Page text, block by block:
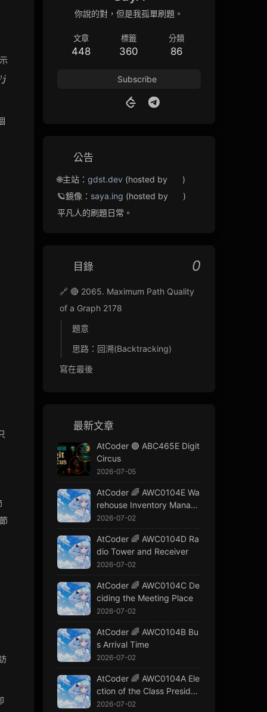
j
你說的對，但是我孤單刷題。
文章
448
標籤
360
分類
86
Subscribe
公告
🌐主站： gdst.dev (hosted by
)
🪐鏡像： saya.ing (hosted by
)
平凡人的刷題日常。
目錄 0
🔗 🔴 2065. Maximum Path Quality
of a Graph 2178
題意
思路：回溯(Backtracking)
寫在最後
最新文章
AtCoder 🟢 ABC465E Digit
Circus
2026-07-05
AtCoder 🌈 AWC0104E Wa
rehouse Inventory Manage
ment
2026-07-02
AtCoder 🌈 AWC0104D Ra
dio Tower and Receiver
2026-07-02
AtCoder 🌈 AWC0104C De
ciding the Meeting Place
2026-07-02
AtCoder 🌈 AWC0104B Bu
s Arrival Time
2026-07-02
AtCoder 🌈 AWC0104A Ele
ction of the Class Presiden
t2026-07-02